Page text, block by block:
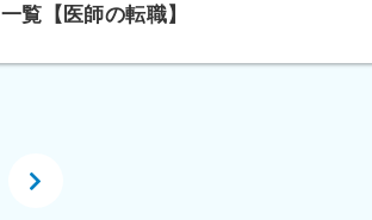
一覧【医師の転職】